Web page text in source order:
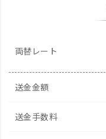
両替レート
送金金額
送金手数料